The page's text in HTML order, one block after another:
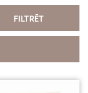
FILTRĒT